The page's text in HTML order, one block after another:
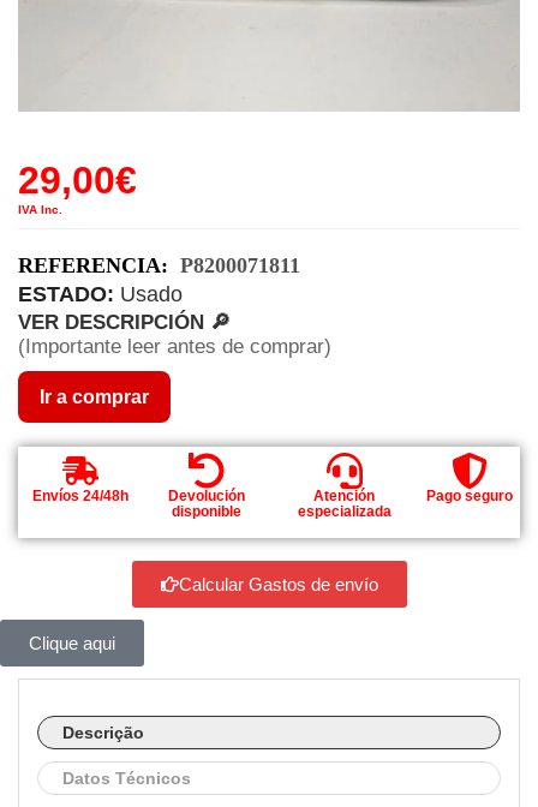
29,00€
IVA Inc.
REFERENCIA: P8200071811
ESTADO: Usado
VER DESCRIPCIÓN 🔎
(Importante leer antes de comprar)
Ir a comprar
Envíos 24/48h
Devolución
disponible
Atención
especializada
Pago seguro
Calcular Gastos de envío
Clique aqui
Descrição
Datos Técnicos